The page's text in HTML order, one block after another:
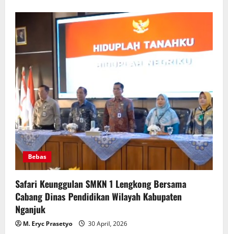
Link
and
1
Lengkong
Resmi
Buka
Industri
Bersama
Indoprima
Gemilang
Bebas
Safari Keunggulan SMKN 1 Lengkong Bersama
Cabang Dinas Pendidikan Wilayah Kabupaten
Nganjuk
M. Eryc Prasetyo 30 April, 2026